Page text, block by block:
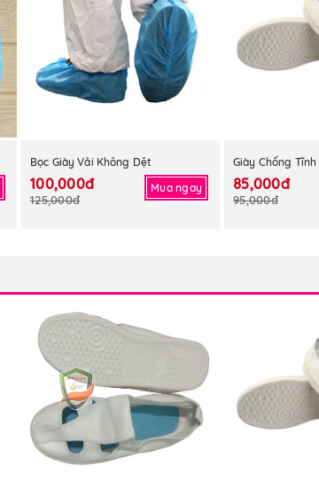
Bọc Giày Vải Không Dệt
100,000đ
125,000đ
Mua ngay 85,000đ
95,000đ